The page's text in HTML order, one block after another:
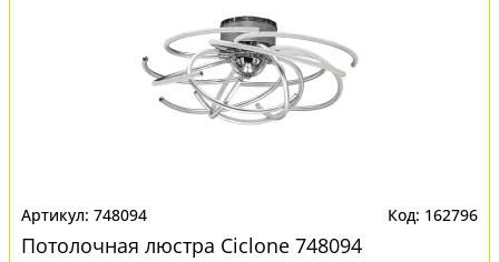
748094 162796
Потолочная люстра Ciclone 748094